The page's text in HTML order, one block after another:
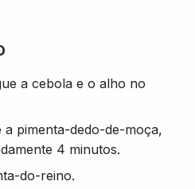
a cebola e o alho no
pimenta-dedo-de-moça,
4 minutos.
do-reino.